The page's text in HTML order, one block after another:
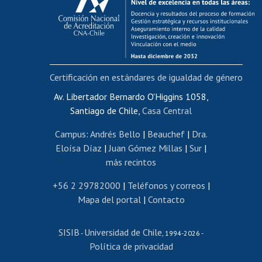
Postulación al AUCAI
Funcionarias/os
Cursos internos de capacitación
Bienestar del personal
Portal de movilidad interna
Certificado de renta
Certificado de renta honorarios
Editar páginas blancas
Extranjeras/os
Revalidación y reconocimiento de títulos
Postulación al Programa de Movilidad Estudiantil
Cursos de español
Av. Libertador Bernardo O'Higgins 1058,
Santiago de Chile, Casa Central
Campus: Andrés Bello | Beauchef| Dra.
Eloísa Díaz |Juan Gómez Millas | Sur |
más recintos
+56 2 29782000 | Teléfonos y correos |
Mapa del portal| Contacto
SISIB - Universidad de Chile, 1994-2026 -
Política de privacidad
Certificación en estándares de igualdad de género